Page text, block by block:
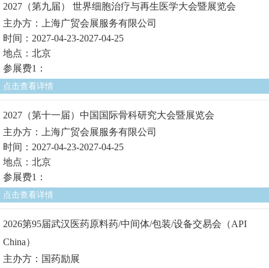
2027（第九届） 世界细胞治疗与再生医学大会暨展览会
主办方：上海广贸会展服务有限公司
时间：2027-04-23-2027-04-25
地点：北京
参展费1：
点击查看详情
2027（第十一届）中国国际骨科研究大会暨展览会
主办方：上海广贸会展服务有限公司
时间：2027-04-23-2027-04-25
地点：北京
参展费1：
点击查看详情
2026第95届武汉医药原料药/中间体/包装/设备交易会（API
China）
主办方：国药励展